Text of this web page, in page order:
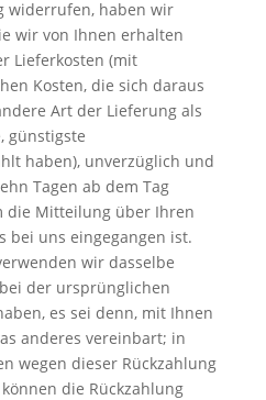
widerrufen, haben wir
wir von Ihnen erhalten
Lieferkosten (mit
Kosten, die sich daraus
Art der Lieferung als
günstigste
haben), unverzüglich und
Tagen ab dem Tag
die Mitteilung über Ihren
bei uns eingegangen ist.
wir dasselbe
der ursprünglichen
es sei denn, mit Ihnen
anderes vereinbart; in
wegen dieser Rückzahlung
die Rückzahlung